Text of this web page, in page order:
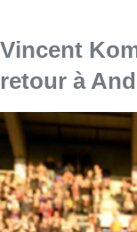
Vincent
retour à